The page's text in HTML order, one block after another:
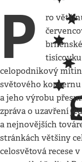
P
ro
celopodnikový
světového
a jeho výrobu
zpráva o uzavření
a nejnovějších
stránkách většiny
celosvětová recese